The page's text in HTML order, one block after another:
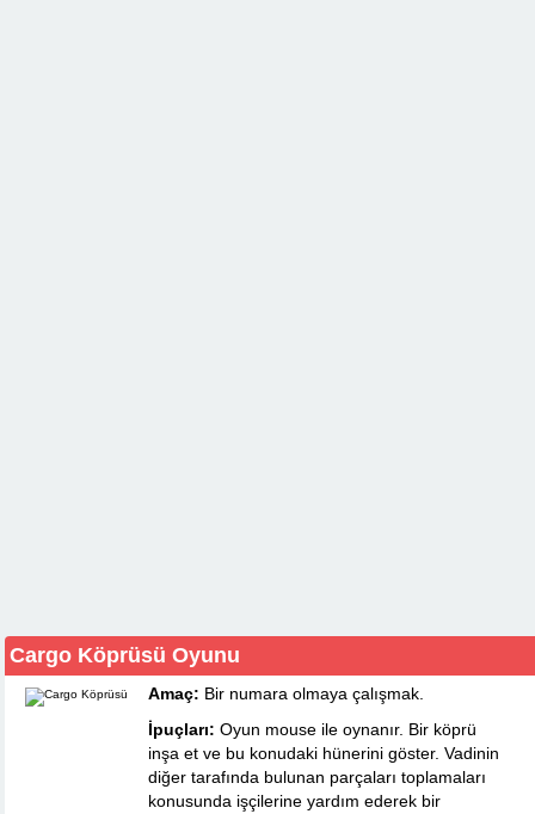
Cargo Köprüsü Oyunu
Amaç: Bir numara olmaya çalışmak.
İpuçları: Oyun mouse ile oynanır. Bir köprü
inşa et ve bu konudaki hünerini göster. Vadinin
diğer tarafında bulunan parçaları toplamaları
konusunda işçilerine yardım ederek bir